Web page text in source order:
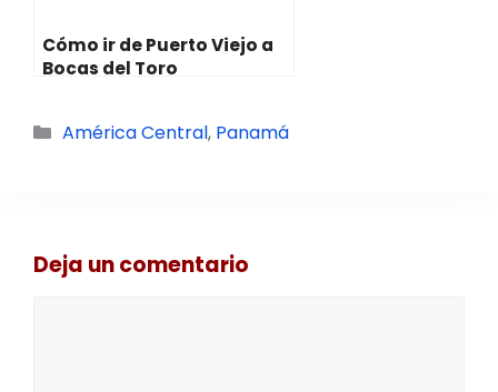
Cómo ir de Puerto Viejo a
Bocas del Toro
Categorías
América Central, Panamá
Deja un comentario